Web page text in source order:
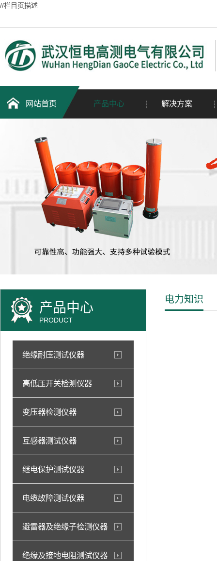
//栏目页描述
网站首页 产品中心 解决方案
产品中心
PRODUCT
绝缘耐压测试仪器
高低压开关检测仪器
变压器检测仪器
互感器测试仪器
继电保护测试仪器
电缆故障测试仪器
避雷器及绝缘子检测仪器
绝缘及接地电阻测试仪器
电力知识